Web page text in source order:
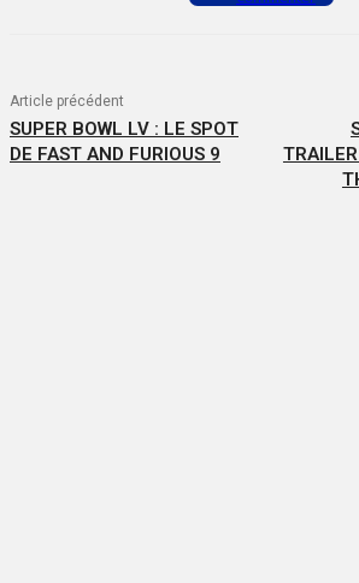
Article précédent
SUPER BOWL LV : LE SPOT
DE FAST AND FURIOUS 9